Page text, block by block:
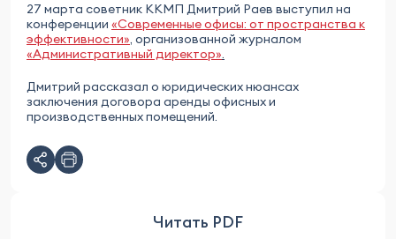
27 марта советник ККМП Дмитрий Раев выступил на
конференции «Современные офисы: от пространства к
эффективности», организованной журналом
«Административный директор».
Дмитрий рассказал о юридических нюансах
заключения договора аренды офисных и
производственных помещений.
Читать PDF